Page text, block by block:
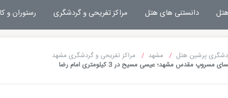
مجله خبری پرشین هتل
دانستنی های هتل مراکز تفریحی و گردشگری رستوران و
پرشین هتل مشهد
مراکز تفریحی و گردشگری مشهد
مسروپ مقدس مشهد؛ عیسی مسیح در 3 کیلومتری امام رضا